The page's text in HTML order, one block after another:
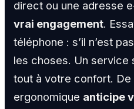
direct ou une adresse
vrai engagement.
téléphone : s’il n’est
les choses. Un service
tout à votre confort. De
ergonomique anticipe